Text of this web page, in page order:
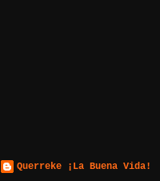
Querreke ¡La Buena Vida!